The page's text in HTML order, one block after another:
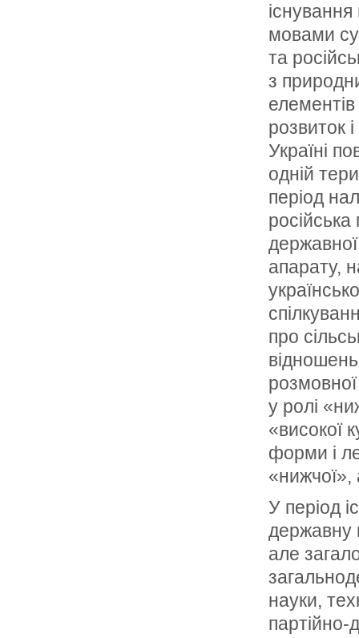
мовами
та
з
розвиток
Україні
одній
період
апарату,
про
у ролі
«високої
форми і
У період
державну
але
науки,
партійно-